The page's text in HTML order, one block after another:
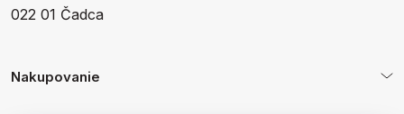
022 01 Čadca
Nakupovanie